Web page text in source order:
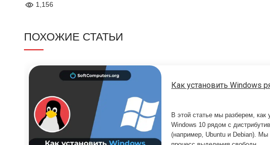
1,156
ПОХОЖИЕ СТАТЬИ
Как установить Windows
В этой статье мы разберем, как
Windows 10 рядом с
(например, Ubuntu и Debian). Мы